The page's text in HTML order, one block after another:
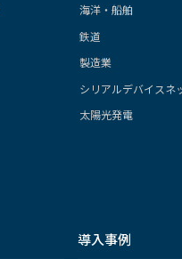
海洋・船舶
鉄道
製造業
シリアルデバイスネ
太陽光発電
導入事例